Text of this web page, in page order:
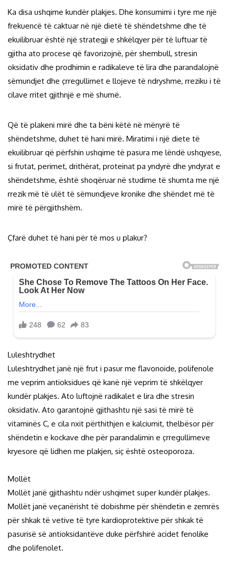
Ka disa ushqime kundër plakjes. Dhe konsumimi i tyre me një
frekuencë të caktuar në një dietë të shëndetshme dhe të
ekuilibruar është një strategji e shkëlqyer për të luftuar të
gjitha ato procese që favorizojnë, për shembull, stresin
oksidativ dhe prodhimin e radikaleve të lira dhe parandalojnë
sëmundjet dhe çrregullimet e llojeve të ndryshme, rreziku i të
cilave rritet gjithnjë e më shumë.
Që të plakeni mirë dhe ta bëni këtë në mënyrë të
shëndetshme, duhet të hani mirë. Miratimi i një diete të
ekuilibruar që përfshin ushqime të pasura me lëndë ushqyese,
si frutat, perimet, drithërat, proteinat pa yndyrë dhe yndyrat e
shëndetshme, është shoqëruar në studime të shumta me një
rrezik më të ulët të sëmundjeve kronike dhe shëndet më të
mirë të përgjithshëm.
Çfarë duhet të hani për të mos u plakur?
Luleshtrydhet
Luleshtrydhet janë një frut i pasur me flavonoide, polifenole
me veprim antioksidues që kanë një veprim të shkëlqyer
kundër plakjes. Ato luftojnë radikalet e lira dhe stresin
oksidativ. Ato garantojnë gjithashtu një sasi të mirë të
vitaminës C, e cila nxit përthithjen e kalciumit, thelbësor për
shëndetin e kockave dhe për parandalimin e çrregullimeve
kryesore që lidhen me plakjen, siç është osteoporoza.
Mollët
Mollët janë gjithashtu ndër ushqimet super kundër plakjes.
Mollët janë veçanërisht të dobishme për shëndetin e zemrës
për shkak të vetive të tyre kardioprotektive për shkak të
pasurisë së antioksidantëve duke përfshirë acidet fenolike
dhe polifenolet.